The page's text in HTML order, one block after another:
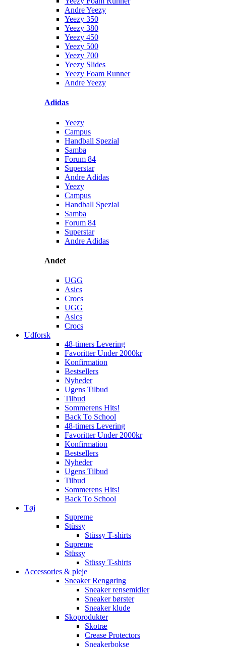
Andre Yeezy
Yeezy 350
Yeezy 380
Yeezy 450
Yeezy 500
Yeezy 700
Yeezy Slides
Yeezy Foam Runner
Andre Yeezy
Adidas
Yeezy
Campus
Handball Spezial
Samba
Forum 84
Superstar
Andre Adidas
Yeezy
Campus
Handball Spezial
Samba
Forum 84
Superstar
Andre Adidas
Andet
UGG
Asics
Crocs
UGG
Asics
Crocs
Udforsk
48-timers Levering
Favoritter Under 2000kr
Konfirmation
Bestsellers
Nyheder
Ugens Tilbud
Tilbud
Sommerens Hits!
Back To School
48-timers Levering
Favoritter Under 2000kr
Konfirmation
Bestsellers
Nyheder
Ugens Tilbud
Tilbud
Sommerens Hits!
Back To School
Tøj
Supreme
Stüssy
Stüssy T-shirts
Supreme
Stüssy
Stüssy T-shirts
Accessories & pleje
Sneaker Rengøring
Sneaker rensemidler
Sneaker børster
Sneaker klude
Skoprodukter
Skotræ
Crease Protectors
Sneakerbokse